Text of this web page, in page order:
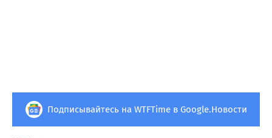
Подписывайтесь на WTFTime в Google.Новости